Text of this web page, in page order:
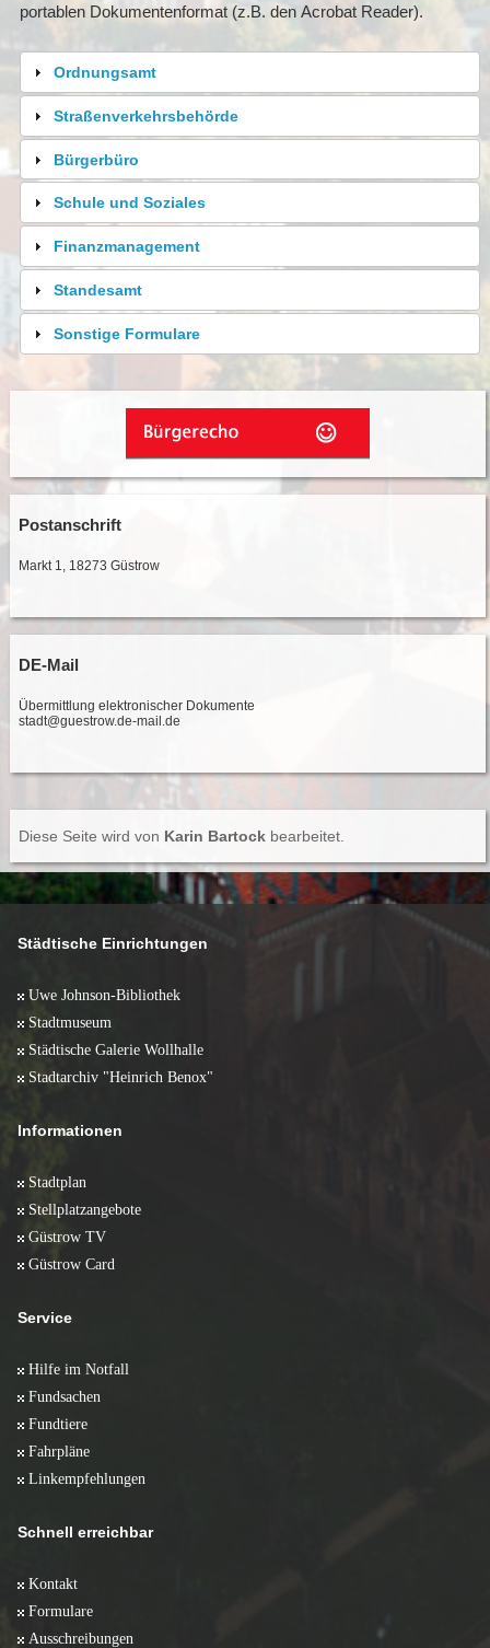
portablen Dokumentenformat (z.B. den Acrobat Reader).
Ordnungsamt
Straßenverkehrsbehörde
Bürgerbüro
Schule und Soziales
Finanzmanagement
Standesamt
Sonstige Formulare
Postanschrift
Markt 1, 18273 Güstrow
DE-Mail
Übermittlung elektronischer Dokumente
stadt@guestrow.de-mail.de
Diese Seite wird von Karin Bartockbearbeitet.
Städtische Einrichtungen
Uwe Johnson-Bibliothek
Stadtmuseum
Städtische Galerie Wollhalle
Stadtarchiv "Heinrich Benox"
Informationen
Stadtplan
Stellplatzangebote
Güstrow TV
Güstrow Card
Service
Hilfe im Notfall
Fundsachen
Fundtiere
Fahrpläne
Linkempfehlungen
Schnell erreichbar
Kontakt
Formulare
Ausschreibungen